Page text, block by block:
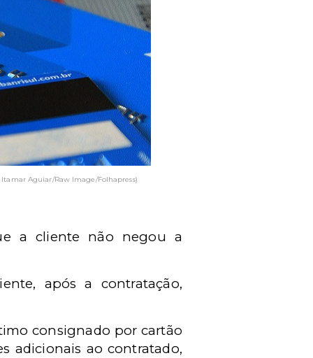
Aguiar/Raw Image/Folhapress)
a cliente não negou a
após a contratação,
consignado por cartão
adicionais ao contratado,